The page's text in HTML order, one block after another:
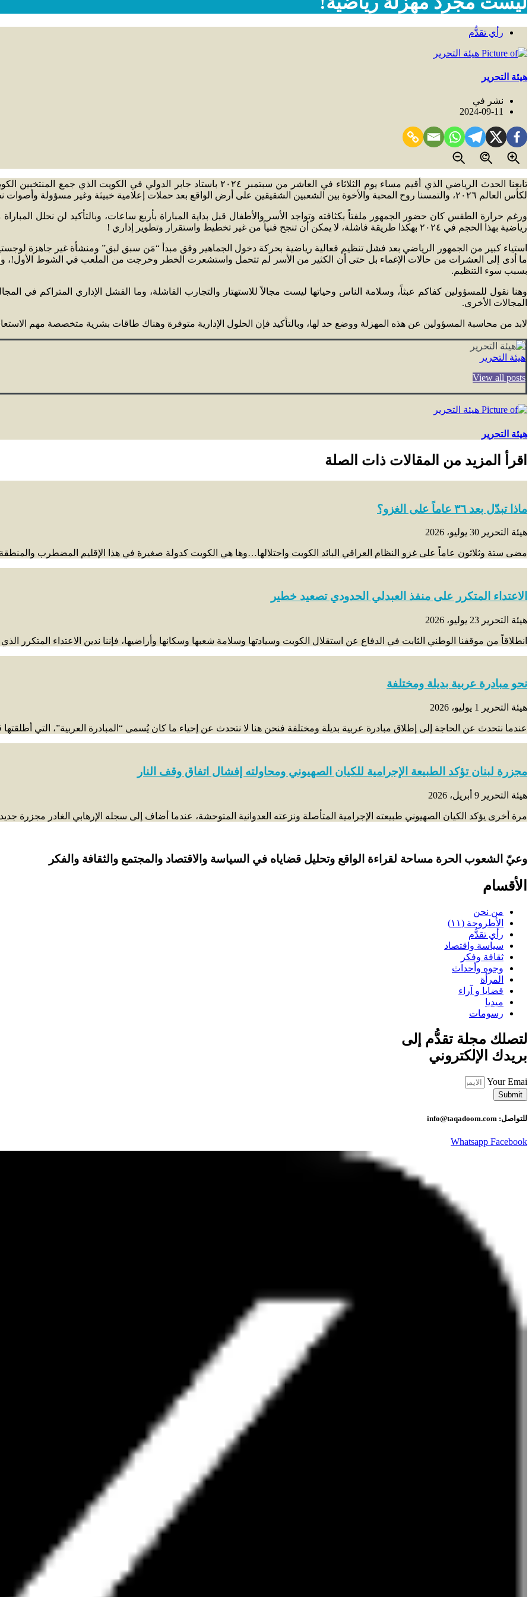
رأي تقدُّم
هيئة التحرير
نشر في
2024-09-11
تابعنا الحدث الرياضي الذي أقيم مساء يوم الثلاثاء في العاشر من سبتمبر ٢٠٢٤ باستاد جابر
لكأس العالم ٢٠٢٦، والتمسنا روح المحبة والأخوة بين الشعبين الشقيقين على أرض الواقع بعد حملات إعلامية خبيثة وغير مسؤولة وأصوات نشاز سبقت المباراة من هنا وهناك.
ورغم حرارة الطقس كان حضور الجمهور ملفتاً بكثافته وتواجد الأسر والأطفال قبل بداية المباراة بأربع ساعات، وبالتأكيد لن نحلل
رياضية بهذا الحجم في ٢٠٢٤ بهكذا طريقة فاشلة، لا يمكن أن تنجح فنياً من غير تخطيط واستقرار وتطوير إداري !
استياء كبير من الجمهور الرياضي بعد فشل تنظيم فعالية رياضية بحركة دخول الجماهير وفق مبدأ “مَن سبق لبق” ومنشأة غير جاهزة
ما أدى إلى العشرات من حالات الإغماء بل حتى أن الكثير من الأسر لم تتحمل واستشعرت الخطر وخرجت من الملعب في الشوط
بسبب سوء التنظيم.
وهنا نقول للمسؤولين كفاكم عبثاً، وسلامة الناس وحياتها ليست مجالاً للاستهتار والتجارب الفاشلة، وما الفشل الإداري المتراكم في
المجالات الأخرى.
لابد من محاسبة المسؤولين عن هذه المهزلة ووضع حد لها، وبالتأكيد فإن الحلول الإدارية متوفرة وهناك طاقات بشرية متخصصة مهم الاستعانة
هيئة التحرير
View all posts
هيئة التحرير
اقرأ المزيد من المقالات ذات الصلة
ماذا تبدّل بعد ٣٦ عاماً على الغزو؟
هيئة التحرير 30 يوليو، 2026
مضى ستة وثلاثون عاماً على غزو النظام العراقي البائد الكويت واحتلالها…وها هي الكويت كدولة صغيرة في هذا الإقليم المضطرب والمنطقة
الاعتداء المتكرر على منفذ العبدلي الحدودي تصعيد خطير
هيئة التحرير 23 يوليو، 2026
انطلاقاً من موقفنا الوطني الثابت في الدفاع عن استقلال الكويت وسيادتها وسلامة شعبها وسكانها وأراضيها، فإننا ندين الاعتداء المتكرر
نحو مبادرة عربية بديلة ومختلفة
هيئة التحرير 1 يوليو، 2026
عندما نتحدث عن الحاجة إلى إطلاق مبادرة عربية بديلة ومختلفة فنحن هنا لا نتحدث عن إحياء ما كان يُسمى “المبادرة العربية”، التي
مجزرة لبنان تؤكد الطبيعة الإجرامية للكيان الصهيوني ومحاولته إفشال اتفاق وقف النار
هيئة التحرير 9 أبريل، 2026
مرة أخرى يؤكد الكيان الصهيوني طبيعته الإجرامية المتأصلة ونزعته العدوانية المتوحشة، عندما أضاف إلى سجله الإرهابي الغادر مجزرة
وعيّ الشعوب الحرة مساحة لقراءة الواقع وتحليل قضاياه في السياسة والاقتصاد والمجتمع والثقافة والفكر
الأقسام
من نحن
الأطروحة (١١)
رأي تقدُّم
سياسة واقتصاد
ثقافة وفكر
وجوه وأحداث
المرأة
قضايا و آراء
ميديا
رسومات
لتصلك مجلة تقدُّم إلى
بريدك الإلكتروني
Your Emai
Submit
للتواصل: info@taqadoom.com
Whatsapp Facebook